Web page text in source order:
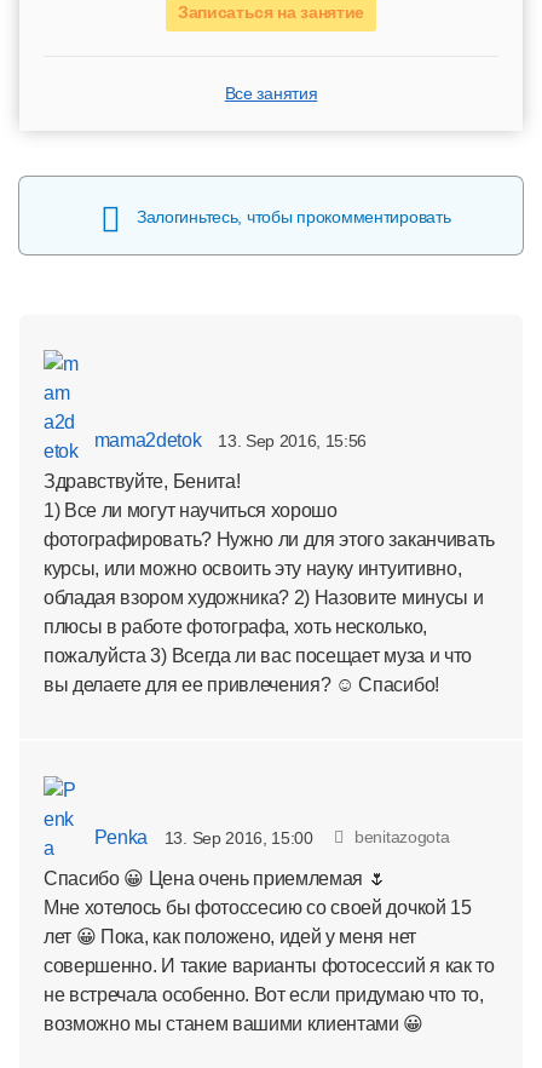
Записаться на занятие
Все занятия
Залогиньтесь, чтобы прокомментировать
mama2detok 13. Sep 2016, 15:56
Здравствуйте, Бенита!
1) Все ли могут научиться хорошо
фотографировать? Нужно ли для этого заканчивать
курсы, или можно освоить эту науку интуитивно,
обладая взором художника? 2) Назовите минусы и
плюсы в работе фотографа, хоть несколько,
пожалуйста 3) Всегда ли вас посещает муза и что
вы делаете для ее привлечения? ☺ Спасибо!
Penka 13. Sep 2016, 15:00 benitazogota
Спасибо 😀 Цена очень приемлемая 🌷
Мне хотелось бы фотоссесию со своей дочкой 15
лет 😀 Пока, как положено, идей у меня нет
совершенно. И такие варианты фотосессий я как то
не встречала особенно. Вот если придумаю что то,
возможно мы станем вашими клиентами 😀